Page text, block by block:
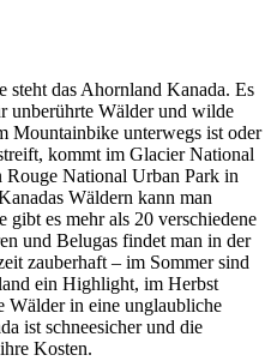
steht das Ahornland Kanada. Es
unberührte Wälder und wilde
Mountainbike unterwegs ist oder
kommt im Glacier National
National Urban Park in
Wäldern kann man
gibt es mehr als 20 verschiedene
und Belugas findet man in der
zauberhaft – im Sommer sind
ein Highlight, im Herbst
Wälder in eine unglaubliche
ist schneesicher und die
Kosten.